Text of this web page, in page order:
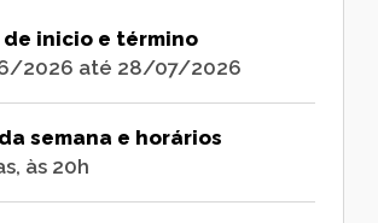
de inicio e término
2026 até 28/07/2026
semana e horários
às 20h